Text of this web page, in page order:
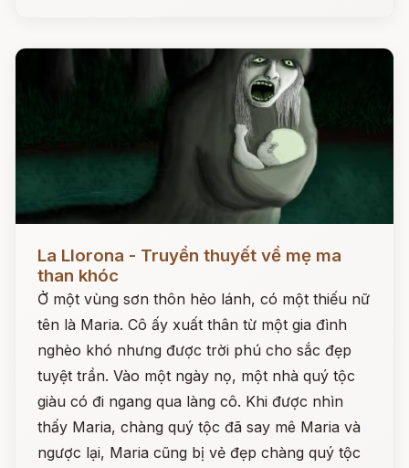
La Llorona - Truyền thuyết về mẹ ma
than khóc
Ở một vùng sơn thôn hẻo lánh, có một thiếu nữ
tên là Maria. Cô ấy xuất thân từ một gia đình
nghèo khó nhưng được trời phú cho sắc đẹp
tuyệt trần. Vào một ngày nọ, một nhà quý tộc
giàu có đi ngang qua làng cô. Khi được nhìn
thấy Maria, chàng quý tộc đã say mê Maria và
ngược lại, Maria cũng bị vẻ đẹp chàng quý tộc